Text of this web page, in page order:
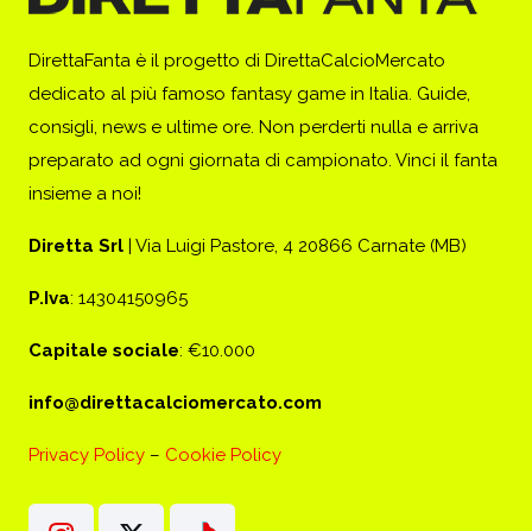
DirettaFanta è il progetto di DirettaCalcioMercato
dedicato al più famoso fantasy game in Italia. Guide,
consigli, news e ultime ore. Non perderti nulla e arriva
preparato ad ogni giornata di campionato. Vinci il fanta
insieme a noi!
Diretta Srl | Via Luigi Pastore, 4 20866 Carnate (MB)
P.Iva: 14304150965
Capitale sociale: €10.000
info@direttacalciomercato.com
Privacy Policy – Cookie Policy